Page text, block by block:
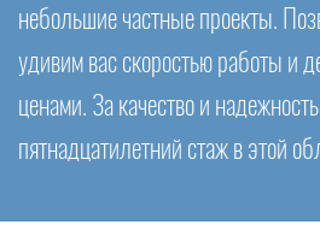
небольшие частные проекты.
удивим вас скоростью работы и
ценами. За качество и
пятнадцатилетний стаж в этой